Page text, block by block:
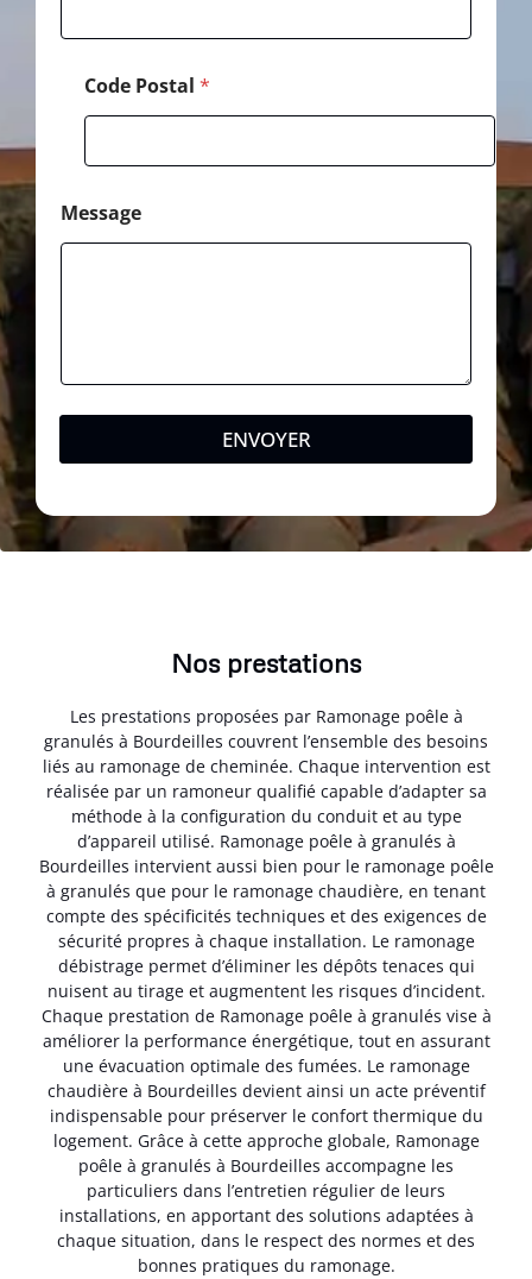
Code Postal *
Message
ENVOYER
Nos prestations
Les prestations proposées par Ramonage poêle à
granulés à Bourdeilles couvrent l’ensemble des besoins
liés au ramonage de cheminée. Chaque intervention est
réalisée par un ramoneur qualifié capable d’adapter sa
méthode à la configuration du conduit et au type
d’appareil utilisé. Ramonage poêle à granulés à
Bourdeilles intervient aussi bien pour le ramonage poêle
à granulés que pour le ramonage chaudière, en tenant
compte des spécificités techniques et des exigences de
sécurité propres à chaque installation. Le ramonage
débistrage permet d’éliminer les dépôts tenaces qui
nuisent au tirage et augmentent les risques d’incident.
Chaque prestation de Ramonage poêle à granulés vise à
améliorer la performance énergétique, tout en assurant
une évacuation optimale des fumées. Le ramonage
chaudière à Bourdeilles devient ainsi un acte préventif
indispensable pour préserver le confort thermique du
logement. Grâce à cette approche globale, Ramonage
poêle à granulés à Bourdeilles accompagne les
particuliers dans l’entretien régulier de leurs
installations, en apportant des solutions adaptées à
chaque situation, dans le respect des normes et des
bonnes pratiques du ramonage.